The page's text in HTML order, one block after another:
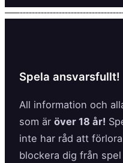
Spela ansvarsfullt!
All information och
som är över 18 år!
inte har råd att
blockera dig från